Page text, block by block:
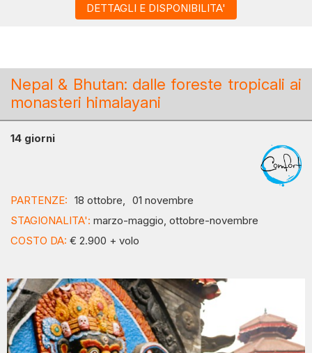
DETTAGLI E DISPONIBILITA'
Nepal & Bhutan: dalle foreste tropicali ai
monasteri himalayani
14 giorni
PARTENZE: 18 ottobre, 01 novembre
STAGIONALITA': marzo-maggio, ottobre-novembre
COSTO DA: € 2.900 + volo